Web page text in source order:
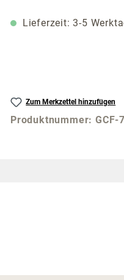
Lieferzeit: 3-5
Zum Merkzettel hinzufügen
Produktnummer:GCF-